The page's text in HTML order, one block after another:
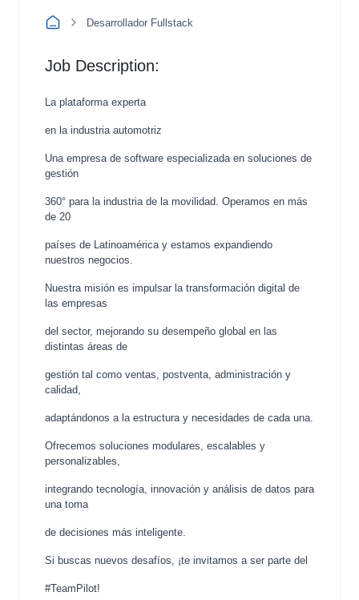
Desarrollador Fullstack
Job Description:
La plataforma experta
en la industria automotriz
Una empresa de software especializada en soluciones de
gestión
360° para la industria de la movilidad. Operamos en más
de 20
países de Latinoamérica y estamos expandiendo
nuestros negocios.
Nuestra misión es impulsar la transformación digital de
las empresas
del sector, mejorando su desempeño global en las
distintas áreas de
gestión tal como ventas, postventa, administración y
calidad,
adaptándonos a la estructura y necesidades de cada una.
Ofrecemos soluciones modulares, escalables y
personalizables,
integrando tecnología, innovación y análisis de datos para
una toma
de decisiones más inteligente.
Si buscas nuevos desafíos, ¡te invitamos a ser parte del
#TeamPilot!